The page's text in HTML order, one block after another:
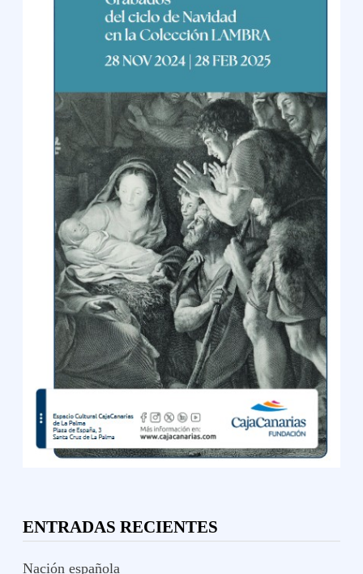
ENTRADAS RECIENTES
Nación española